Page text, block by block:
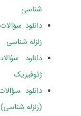
شناسی
زلزله شناسی
ژئوفیزیک
(زلزله شناسی)